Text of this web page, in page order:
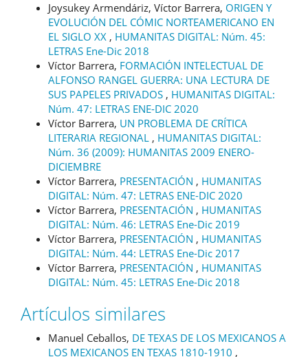
Joysukey Armendáriz, Víctor Barrera, ORIGEN Y
EVOLUCIÓN DEL CÓMIC NORTEAMERICANO EN
EL SIGLO XX , HUMANITAS DIGITAL: Núm. 45:
LETRAS Ene-Dic 2018
Víctor Barrera, FORMACIÓN INTELECTUAL DE
ALFONSO RANGEL GUERRA: UNA LECTURA DE
SUS PAPELES PRIVADOS , HUMANITAS DIGITAL:
Núm. 47: LETRAS ENE-DIC 2020
Víctor Barrera, UN PROBLEMA DE CRÍTICA
LITERARIA REGIONAL , HUMANITAS DIGITAL:
Núm. 36 (2009): HUMANITAS 2009 ENERO-
DICIEMBRE
Víctor Barrera, PRESENTACIÓN , HUMANITAS
DIGITAL: Núm. 47: LETRAS ENE-DIC 2020
Víctor Barrera, PRESENTACIÓN , HUMANITAS
DIGITAL: Núm. 46: LETRAS Ene-Dic 2019
Víctor Barrera, PRESENTACIÓN , HUMANITAS
DIGITAL: Núm. 44: LETRAS Ene-Dic 2017
Víctor Barrera, PRESENTACIÓN , HUMANITAS
DIGITAL: Núm. 45: LETRAS Ene-Dic 2018
Artículos similares
Manuel Ceballos, DE TEXAS DE LOS MEXICANOS A
LOS MEXICANOS EN TEXAS 1810-1910 ,